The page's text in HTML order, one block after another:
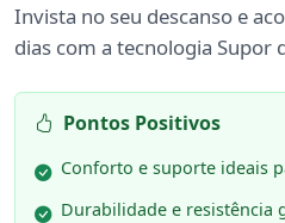
Invista no seu descanso e
dias com a tecnologia Supor
Pontos Positivos
Conforto e suporte ideais
Durabilidade e resistência